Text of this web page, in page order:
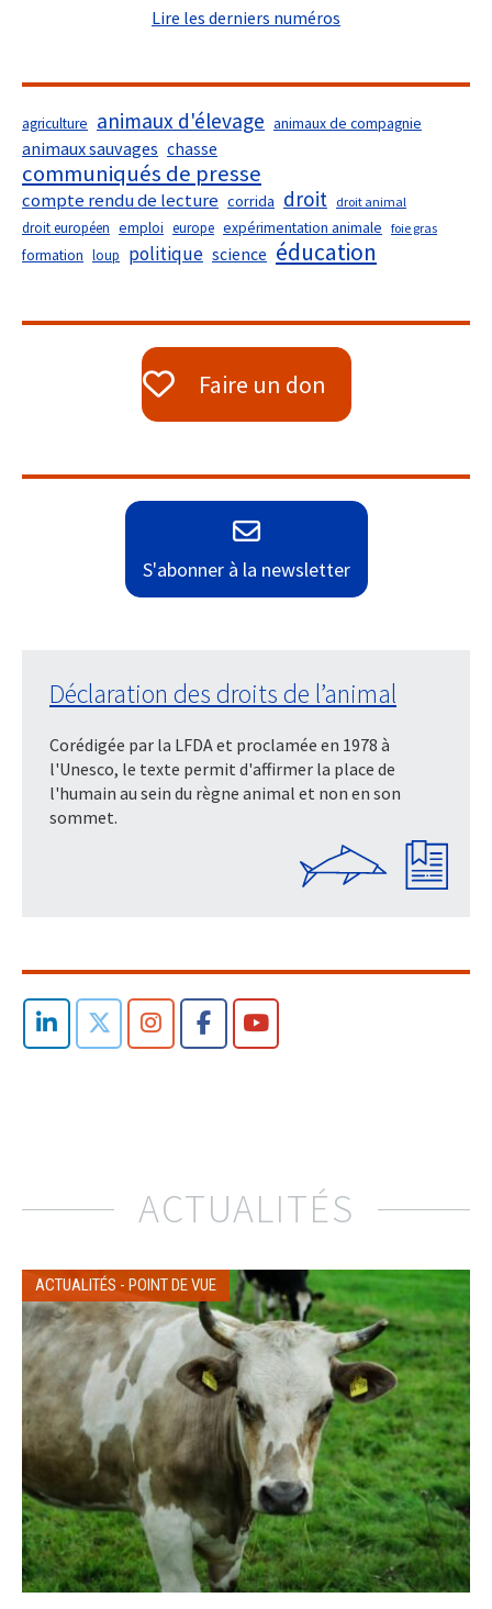
Lire les derniers numéros
agriculture animaux d'élevage animaux de compagnie
animaux sauvages chasse
communiqués de presse
compte rendu de lecture corrida droit droit animal
droit européen emploi europe expérimentation animale foie gras
formation loup politique science éducation
Faire un don
S'abonner à la newsletter
Déclaration des droits de l’animal
Corédigée par la LFDA et proclamée en 1978 à
l'Unesco, le texte permit d'affirmer la place de
l'humain au sein du règne animal et non en son
sommet.
ACTUALITÉS
ACTUALITÉS - POINT DE VUE